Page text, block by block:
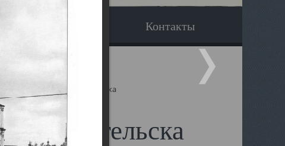
Контакты
Троицкий собор Архангельска
Архангельска